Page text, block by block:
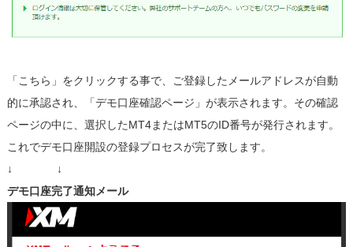
「こちら」をクリックする事で、ご登録したメールアドレスが自動
的に承認され、「デモ口座確認ページ」が表示されます。その確認
ページの中に、選択したMT4またはMT5のID番号が発行されます。
これでデモ口座開設の登録プロセスが完了致します。
↓ ↓
デモ口座完了通知メール